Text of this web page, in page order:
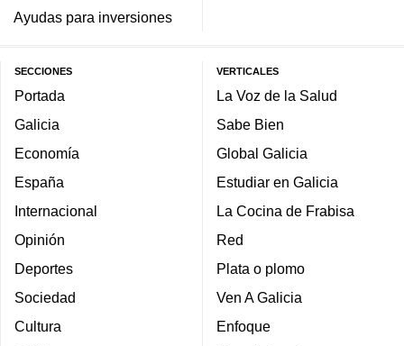
Ayudas para inversiones
SECCIONES
Portada
Galicia
Economía
España
Internacional
Opinión
Deportes
Sociedad
Cultura
VERTICALES
La Voz de la Salud
Sabe Bien
Global Galicia
Estudiar en Galicia
La Cocina de Frabisa
Red
Plata o plomo
Ven A Galicia
Enfoque